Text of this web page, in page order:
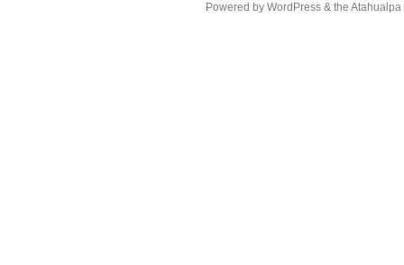
Powered by WordPress& the Atahualpa